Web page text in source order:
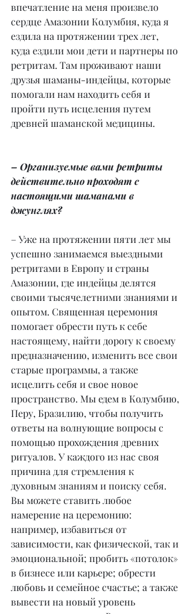
впечатление на меня произвело
сердце Амазонии Колумбия, куда я
ездила на протяжении трех лет,
куда ездили мои дети и партнеры по
ретритам. Там проживают наши
друзья шаманы-индейцы, которые
помогали нам находить себя и
пройти путь исцеления путем
древней шаманской медицины.
– Организуемые вами ретриты
действительно проходят с
настоящими шаманами в
джунглях?
– Уже на протяжении пяти лет мы
успешно занимаемся выездными
ретритами в Европу и страны
Амазонии, где индейцы делятся
своими тысячелетними знаниями и
опытом. Священная церемония
помогает обрести путь к себе
настоящему, найти дорогу к своему
предназначению, изменить все свои
старые программы, а также
исцелить себя и свое новое
пространство. Мы едем в Колумбию,
Перу, Бразилию, чтобы получить
ответы на волнующие вопросы с
помощью прохождения древних
ритуалов. У каждого из нас своя
причина для стремления к
духовным знаниям и поиску себя.
Вы можете ставить любое
намерение на церемонию:
например, избавиться от
зависимости, как физической, так и
эмоциональной; пробить «потолок»
в бизнесе или карьере; обрести
любовь и семейное счастье; а также
вывести на новый уровень